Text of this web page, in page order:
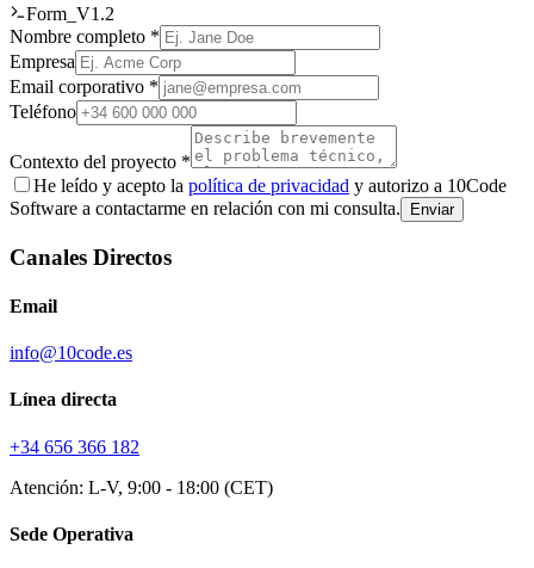
Form_V1.2
Nombre completo *
Empresa
Email corporativo *
Teléfono
Contexto del proyecto *
He leído y acepto la política de privacidad y autorizo a 10Code
Software a contactarme en relación con mi consulta.
Enviar
Canales Directos
Email
info@10code.es
Línea directa
+34 656 366 182
Atención: L-V, 9:00 - 18:00 (CET)
Sede Operativa